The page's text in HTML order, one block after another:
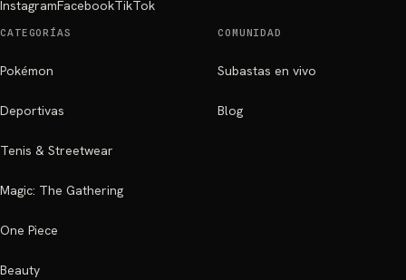
InstagramFacebookTikTok
CATEGORÍAS
Pokémon
Deportivas
Tenis & Streetwear
Magic: The Gathering
One Piece
Beauty
COMUNIDAD
Subastas en vivo
Blog